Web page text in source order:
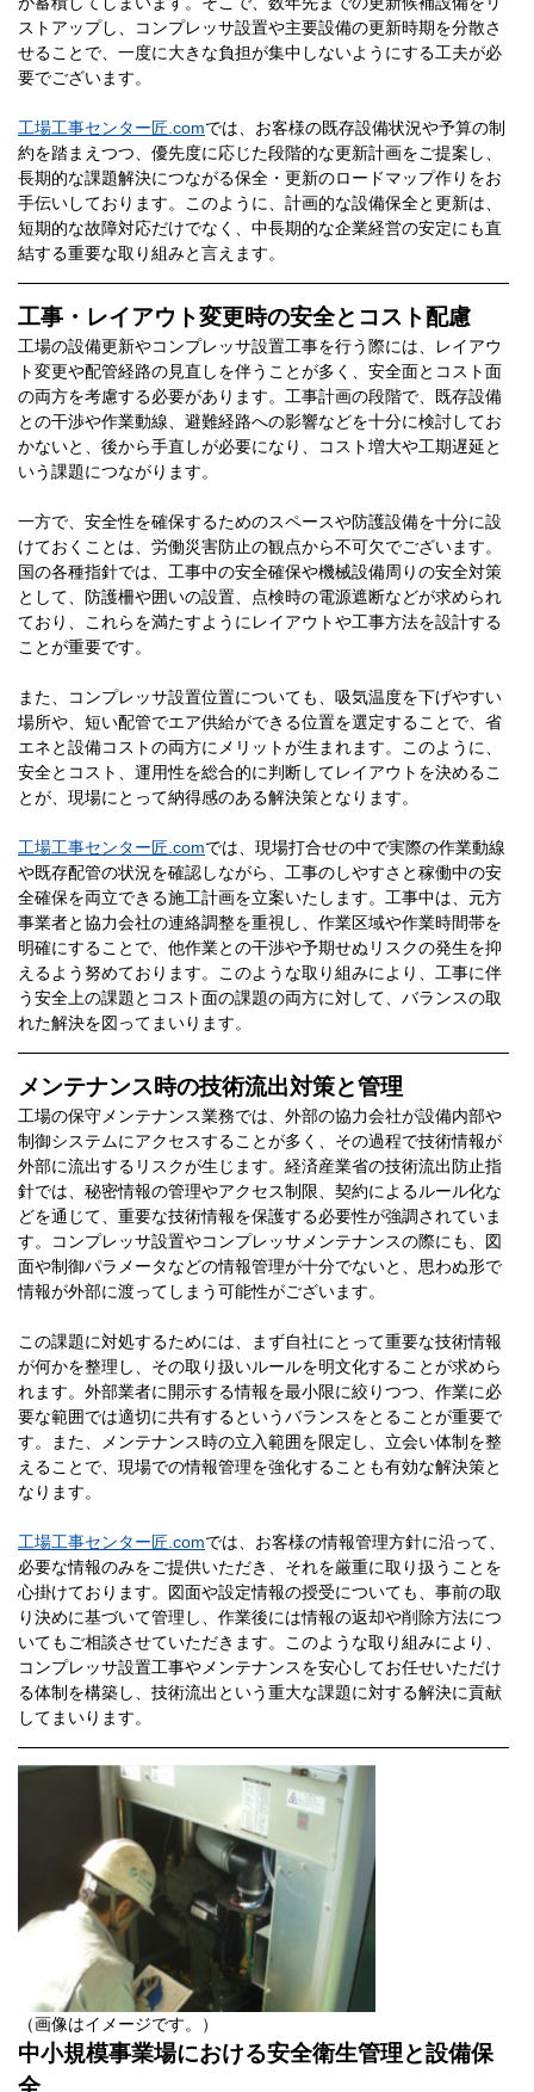
ストアップし、コンプレッサ設置や主要設備の更新時期を分散さ
せることで、一度に大きな負担が集中しないようにする工夫が必
要でございます。
工場工事センター匠.comでは、お客様の既存設備状況や予算の制
約を踏まえつつ、優先度に応じた段階的な更新計画をご提案し、
長期的な課題解決につながる保全・更新のロードマップ作りをお
手伝いしております。このように、計画的な設備保全と更新は、
短期的な故障対応だけでなく、中長期的な企業経営の安定にも直
結する重要な取り組みと言えます。
工事・レイアウト変更時の安全とコスト配慮
工場の設備更新やコンプレッサ設置工事を行う際には、レイアウ
ト変更や配管経路の見直しを伴うことが多く、安全面とコスト面
の両方を考慮する必要があります。工事計画の段階で、既存設備
との干渉や作業動線、避難経路への影響などを十分に検討してお
かないと、後から手直しが必要になり、コスト増大や工期遅延と
いう課題につながります。
一方で、安全性を確保するためのスペースや防護設備を十分に設
けておくことは、労働災害防止の観点から不可欠でございます。
国の各種指針では、工事中の安全確保や機械設備周りの安全対策
として、防護柵や囲いの設置、点検時の電源遮断などが求められ
ており、これらを満たすようにレイアウトや工事方法を設計する
ことが重要です。
また、コンプレッサ設置位置についても、吸気温度を下げやすい
場所や、短い配管でエア供給ができる位置を選定することで、省
エネと設備コストの両方にメリットが生まれます。このように、
安全とコスト、運用性を総合的に判断してレイアウトを決めるこ
とが、現場にとって納得感のある解決策となります。
工場工事センター匠.comでは、現場打合せの中で実際の作業動線
や既存配管の状況を確認しながら、工事のしやすさと稼働中の安
全確保を両立できる施工計画を立案いたします。工事中は、元方
事業者と協力会社の連絡調整を重視し、作業区域や作業時間帯を
明確にすることで、他作業との干渉や予期せぬリスクの発生を抑
えるよう努めております。このような取り組みにより、工事に伴
う安全上の課題とコスト面の課題の両方に対して、バランスの取
れた解決を図ってまいります。
メンテナンス時の技術流出対策と管理
工場の保守メンテナンス業務では、外部の協力会社が設備内部や
制御システムにアクセスすることが多く、その過程で技術情報が
外部に流出するリスクが生じます。経済産業省の技術流出防止指
針では、秘密情報の管理やアクセス制限、契約によるルール化な
どを通じて、重要な技術情報を保護する必要性が強調されていま
す。コンプレッサ設置やコンプレッサメンテナンスの際にも、図
面や制御パラメータなどの情報管理が十分でないと、思わぬ形で
情報が外部に渡ってしまう可能性がございます。
この課題に対処するためには、まず自社にとって重要な技術情報
が何かを整理し、その取り扱いルールを明文化することが求めら
れます。外部業者に開示する情報を最小限に絞りつつ、作業に必
要な範囲では適切に共有するというバランスをとることが重要で
す。また、メンテナンス時の立入範囲を限定し、立会い体制を整
えることで、現場での情報管理を強化することも有効な解決策と
なります。
工場工事センター匠.comでは、お客様の情報管理方針に沿って、
必要な情報のみをご提供いただき、それを厳重に取り扱うことを
心掛けております。図面や設定情報の授受についても、事前の取
り決めに基づいて管理し、作業後には情報の返却や削除方法につ
いてもご相談させていただきます。このような取り組みにより、
コンプレッサ設置工事やメンテナンスを安心してお任せいただけ
る体制を構築し、技術流出という重大な課題に対する解決に貢献
してまいります。
（画像はイメージです。）
中小規模事業場における安全衛生管理と設備保